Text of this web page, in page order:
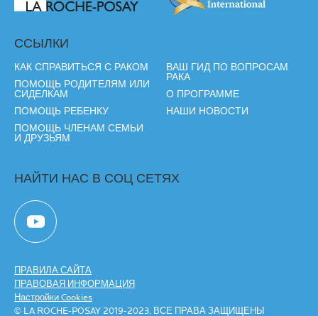
ССЫЛКИ
КАК СПРАВИТЬСЯ С РАКОМ
ПОМОЩЬ РОДИТЕЛЯМ ИЛИ
СИДЕЛКАМ
ПОМОЩЬ РЕБЕНКУ
ПОМОЩЬ ЧЛЕНАМ СЕМЬИ
И ДРУЗЬЯМ
ВАШ ГИД ПО ВОПРОСАМ
РАКА
О ПРОГРАММЕ
НАШИ НОВОСТИ
НАЙТИ НАС В СОЦ СЕТЯХ
ПРАВИЛА САЙТА
ПРАВОВАЯ ИНФОРМАЦИЯ
Настройки Cookies
© LA ROCHE-POSAY 2019-2023. ВСЕ ПРАВА ЗАЩИЩЕНЫ